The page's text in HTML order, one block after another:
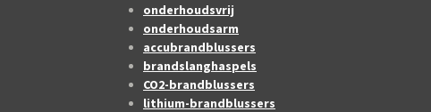
onderhoudsvrij
onderhoudsarm
accubrandblussers
brandslanghaspels
CO2-brandblussers
lithium-brandblussers